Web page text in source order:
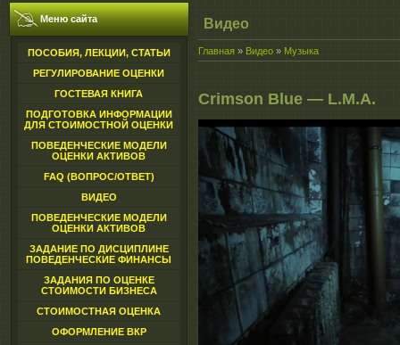
Меню сайта
ПОСОБИЯ, ЛЕКЦИИ, СТАТЬИ
РЕГУЛИРОВАНИЕ ОЦЕНКИ
ГОСТЕВАЯ КНИГА
ПОДГОТОВКА ИНФОРМАЦИИ
ДЛЯ СТОИМОСТНОЙ ОЦЕНКИ
ПОВЕДЕНЧЕСКИЕ МОДЕЛИ
ОЦЕНКИ АКТИВОВ
FAQ (ВОПРОС/ОТВЕТ)
ВИДЕО
ПОВЕДЕНЧЕСКИЕ МОДЕЛИ
ОЦЕНКИ АКТИВОВ
ЗАДАНИЕ ПО ДИСЦИПЛИНЕ
ПОВЕДЕНЧЕСКИЕ ФИНАНСЫ
ЗАДАНИЯ ПО ОЦЕНКЕ
СТОИМОСТИ БИЗНЕСА
СТОИМОСТНАЯ ОЦЕНКА
ОФОРМЛЕНИЕ ВКР
Видео
Главная » Видео » Музыка
Crimson Blue — L.M.A.